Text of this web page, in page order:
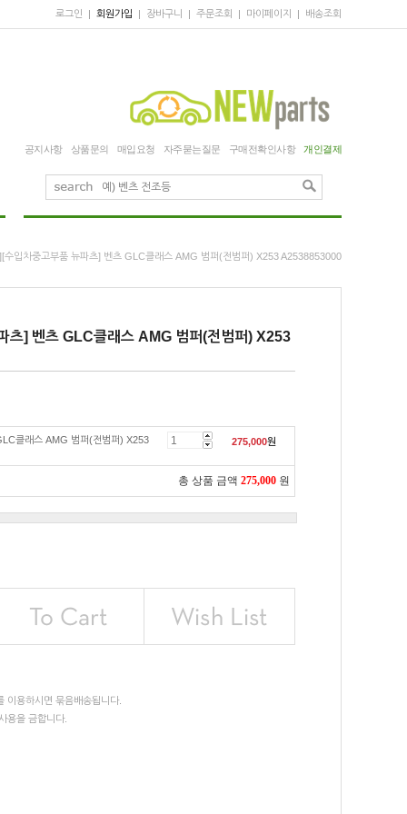
로그인 | 회원가입 | 장바구니 | 주문조회 | 마이페이지 | 배송조회
공지사항
상품문의 매입요청 자주묻는질문 구매전확인사항 개인결제
수입차중고부품 뉴파츠] 벤츠 GLC클래스 AMG 범퍼(전범퍼) X253 A2538853000
츠] 벤츠 GLC클래스 AMG 범퍼(전범퍼) X253
클래스 AMG 범퍼(전범퍼) X253
275,000원
총 상품 금액 275,000 원
이용하시면 묶음배송됩니다.
용을 금합니다.